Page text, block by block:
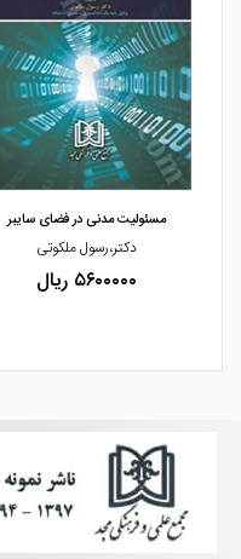
مشاهده و خرید
مسئولیت مدنی در فضای سایبر
دکتر،رسول ملکوتی
۵۶۰۰۰۰۰ ریال